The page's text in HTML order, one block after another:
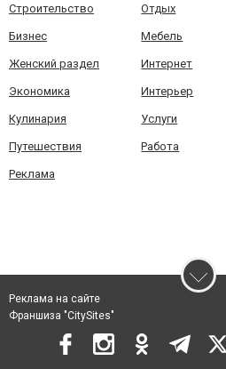
Строительство Отдых
Бизнес Мебель
Женский раздел Интернет
Экономика Интерьер
Кулинария Услуги
Путешествия Работа
Реклама
Реклама на сайте
Франшиза "CitySites"